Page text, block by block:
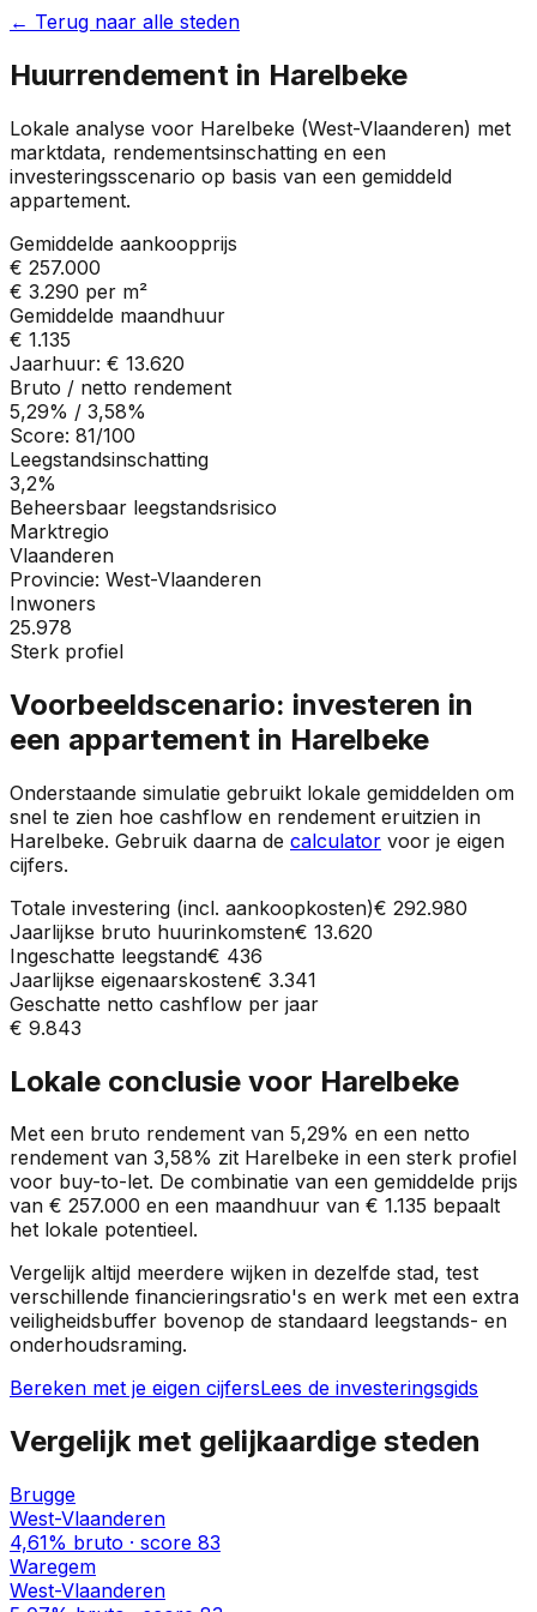
← Terug naar alle steden
Huurrendement in Harelbeke
Lokale analyse voor Harelbeke (West-Vlaanderen) met
marktdata, rendementsinschatting en een
investeringsscenario op basis van een gemiddeld
appartement.
Gemiddelde aankoopprijs
€ 257.000
€ 3.290 per m²
Gemiddelde maandhuur
€ 1.135
Jaarhuur: € 13.620
Bruto / netto rendement
5,29% / 3,58%
Score: 81/100
Leegstandsinschatting
3,2%
Beheersbaar leegstandsrisico
Marktregio
Vlaanderen
Provincie: West-Vlaanderen
Inwoners
25.978
Sterk profiel
Voorbeeldscenario: investeren in
een appartement in Harelbeke
Onderstaande simulatie gebruikt lokale gemiddelden om
snel te zien hoe cashflow en rendement eruitzien in
Harelbeke. Gebruik daarna de calculator voor je eigen
cijfers.
Totale investering (incl. aankoopkosten)€ 292.980
Jaarlijkse bruto huurinkomsten€ 13.620
Ingeschatte leegstand€ 436
Jaarlijkse eigenaarskosten€ 3.341
Geschatte netto cashflow per jaar
€ 9.843
Lokale conclusie voor Harelbeke
Met een bruto rendement van 5,29% en een netto
rendement van 3,58% zit Harelbeke in een sterk profiel
voor buy-to-let. De combinatie van een gemiddelde prijs
van € 257.000 en een maandhuur van € 1.135 bepaalt
het lokale potentieel.
Vergelijk altijd meerdere wijken in dezelfde stad, test
verschillende financieringsratio's en werk met een extra
veiligheidsbuffer bovenop de standaard leegstands- en
onderhoudsraming.
Bereken met je eigen cijfersLees de investeringsgids
Vergelijk met gelijkaardige steden
Brugge
West-Vlaanderen
4,61% bruto · score 83
Waregem
West-Vlaanderen